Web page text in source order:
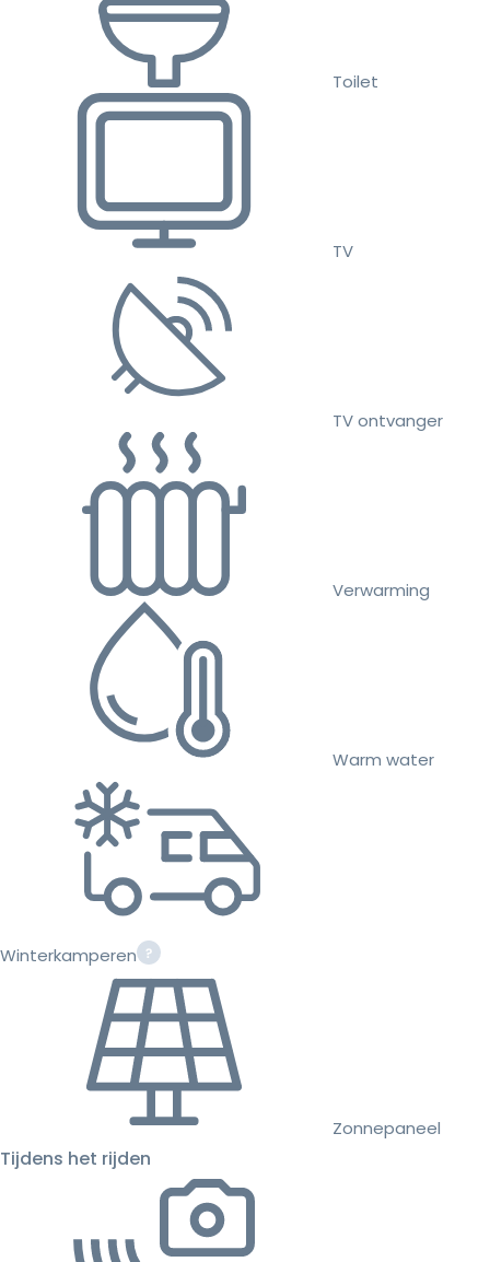
Toilet
TV
TV ontvanger
Verwarming
Warm water
Winterkamperen
Zonnepaneel
Tijdens het rijden